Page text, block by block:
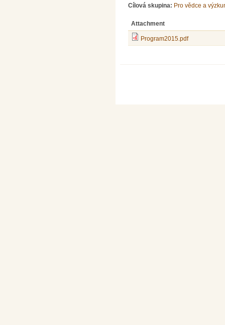
Cílová skupina: Pro vědce a
Attachment
Program2015.pdf